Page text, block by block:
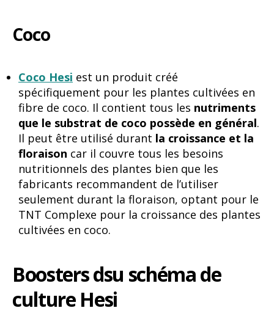
Coco
Coco Hesi est un produit créé
spécifiquement pour les plantes cultivées en
fibre de coco. Il contient tous les nutriments
que le substrat de coco possède en général.
Il peut être utilisé durant la croissance et la
floraison car il couvre tous les besoins
nutritionnels des plantes bien que les
fabricants recommandent de l’utiliser
seulement durant la floraison, optant pour le
TNT Complexe pour la croissance des plantes
cultivées en coco.
Boosters dsu schéma de
culture Hesi